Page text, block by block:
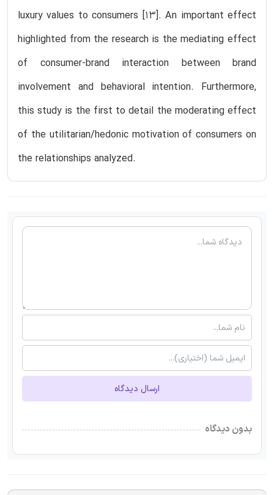
luxury values to consumers [13]. An important effect
highlighted from the research is the mediating effect
of consumer-brand interaction between brand
involvement and behavioral intention. Furthermore,
this study is the first to detail the moderating effect
of the utilitarian/hedonic motivation of consumers on
the relationships analyzed.
ارسال دیدگاه
بدون دیدگاه